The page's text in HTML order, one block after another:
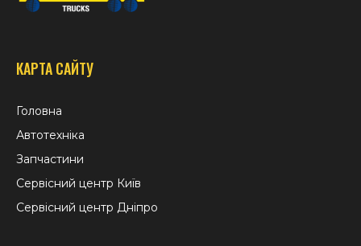
КАРТА САЙТУ
Головна
Автотехніка
Запчастини
Сервісний центр Київ
Сервісний центр Дніпро